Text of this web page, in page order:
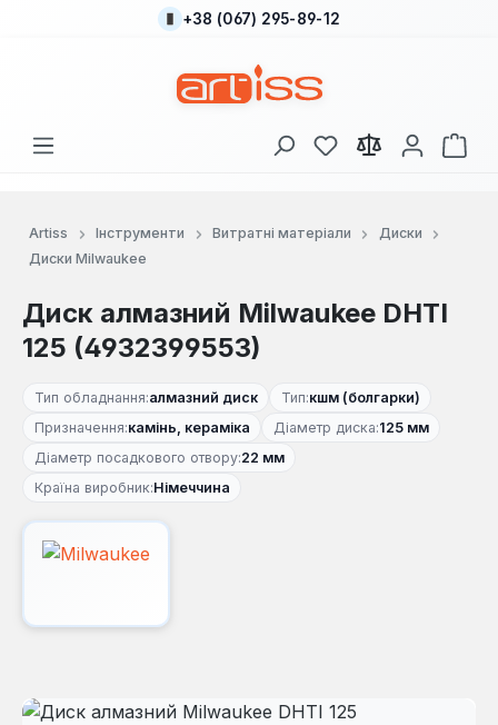
Перейти до основного вмісту
+38 (067) 295-89-12
У вас є 0 у списку
Artiss Інструменти Витратні матеріали
Диски
Диски Milwaukee
Диск алмазний Milwaukee DHTI
125 (4932399553)
Тип обладнання:алмазний диск Тип:кшм (болгарки)
Призначення:камінь, кераміка Діаметр диска:125 мм
Діаметр посадкового отвору:22 мм
Країна виробник:Німеччина
Пропустити галерею зображень